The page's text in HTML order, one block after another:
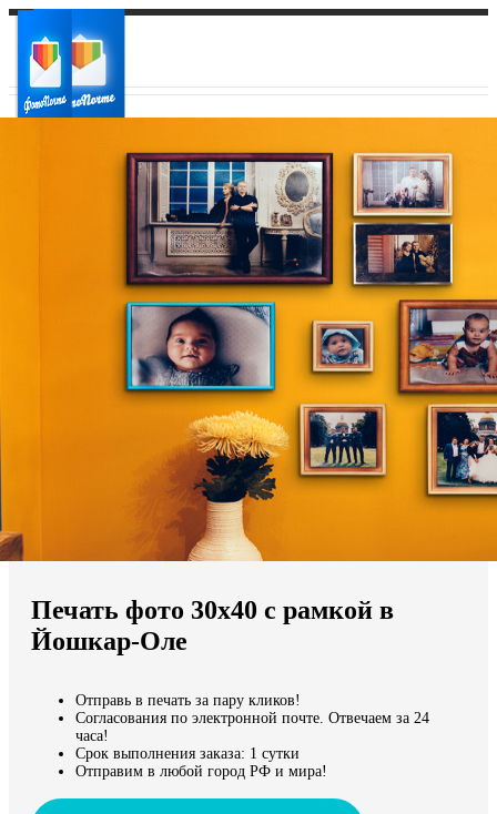
Ваш регион доставки
Выберите из списка:
Мы доставляем по всему миру
Продолжить без города
Печать фото 30х40 с рамкой в
Йошкар-Оле
Отправь в печать за пару кликов!
Согласования по электронной почте. Отвечаем за 24
часа!
Срок выполнения заказа: 1 сутки
Отправим в любой город РФ и мира!